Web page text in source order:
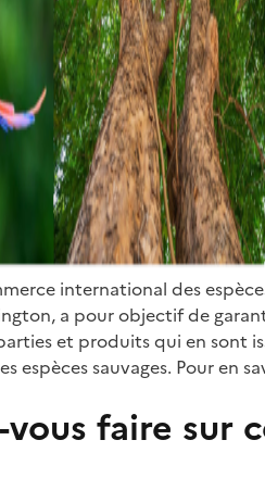
international des
a pour objectif de
et produits qui en sont
espèces sauvages. Pour en
faire sur